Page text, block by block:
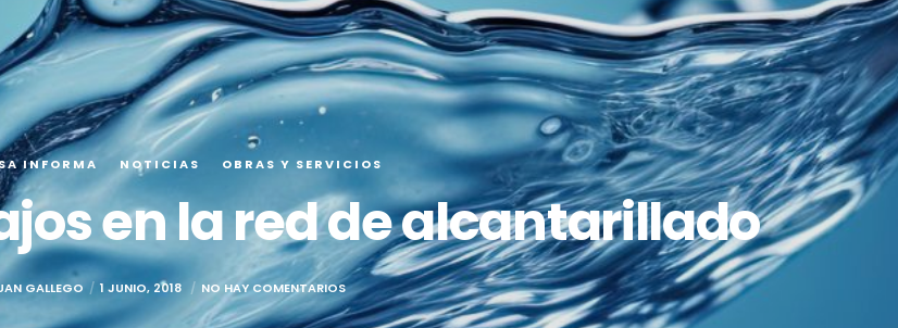
INFORMA NOTICIAS OBRAS Y SERVICIOS
en la red de alcantarillado
GALLEGO 1 JUNIO, 2018 NO HAY COMENTARIOS